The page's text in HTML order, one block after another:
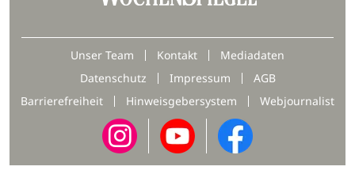
Unser Team Kontakt
Mediadaten
Datenschutz
Impressum
AGB
Barrierefreiheit
Hinweisgebersystem Webjournalist